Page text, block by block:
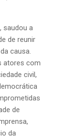
saudou a
de reunir
causa.
atores com
civil,
de
da